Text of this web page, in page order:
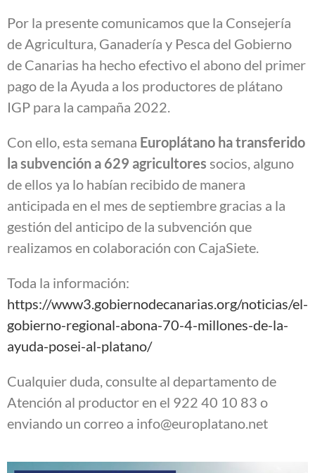
Por la presente comunicamos que la Consejería
de Agricultura, Ganadería y Pesca del Gobierno
de Canarias ha hecho efectivo el abono del primer
pago de la Ayuda a los productores de plátano
IGP para la campaña 2022.
Con ello, esta semana Europlátano ha transferido
la subvención a 629 agricultores socios, alguno
de ellos ya lo habían recibido de manera
anticipada en el mes de septiembre gracias a la
gestión del anticipo de la subvención que
realizamos en colaboración con CajaSiete.
Toda la información:
https://www3.gobiernodecanarias.org/noticias/el-
gobierno-regional-abona-70-4-millones-de-la-
ayuda-posei-al-platano/
Cualquier duda, consulte al departamento de
Atención al productor en el 922 40 10 83 o
enviando un correo a info@europlatano.net